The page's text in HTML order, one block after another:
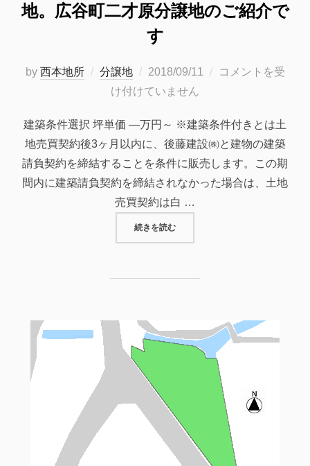
地。広谷町二才原分譲地のご紹介で
す
by 西本地所 分譲地
投
稿
2018/09/11
コメントを受
け付けていません
建築条件選択 坪単価 —万円～ ※建築条件付きとは土
地売買契約後3ヶ月以内に、後藤建設㈱と建物の建築
請負契約を締結することを条件に販売します。この期
間内に建築請負契約を締結されなかった場合は、土地
売買契約は白 …
続きを読む“【完売御礼】府中市広谷町の分譲